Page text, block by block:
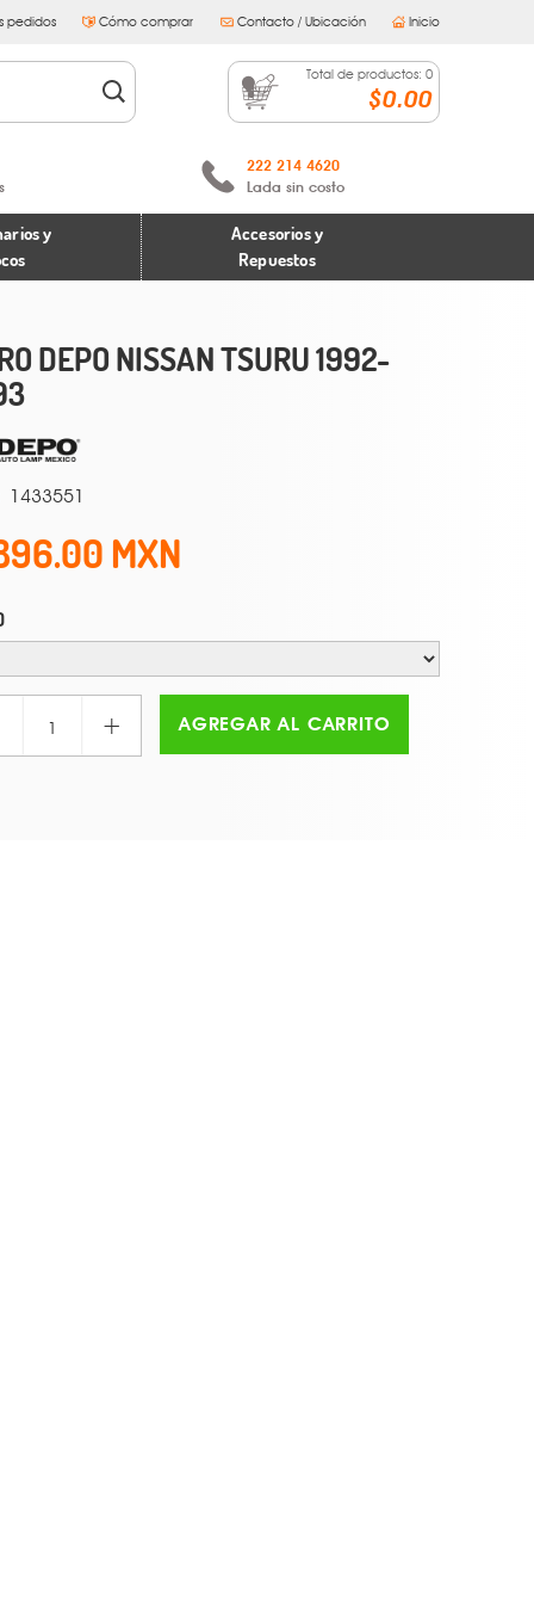
pedidos Cómo comprar Contacto / Ubicación Inicio
Total de productos: 0
$0.00
222 214 4620
Lada sin costo
y
Accesorios y
Repuestos
DEPO NISSAN TSURU 1992-
1433551
+ AGREGAR AL CARRITO